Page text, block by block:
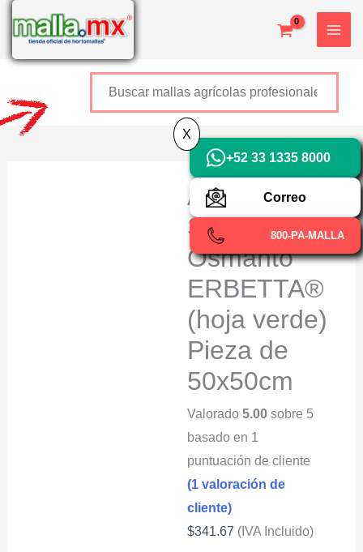
contenido
Arbustos
Sintéticos
Osmanto
ERBETTA®
(hoja verde)
Pieza de
50x50cm
Valorado5.00 sobre 5
basado en 1
puntuación de cliente
(1 valoración de
cliente)
$341.67 (IVA Incluido)
X
+52 800 726 2552
+52 33 1335 8000
Correo
800-PA-MALLA
X